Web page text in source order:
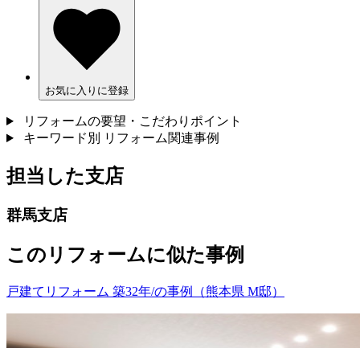
お気に入りに登録
リフォームの要望・こだわりポイント
キーワード別 リフォーム関連事例
担当した支店
群馬支店
このリフォームに似た事例
戸建てリフォーム 築32年/の事例（熊本県 M邸）